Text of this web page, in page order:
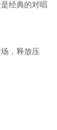
经典的对唱
，释放压